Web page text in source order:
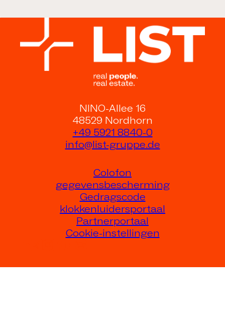
NINO-Allee 16
48529 Nordhorn
+49 5921 8840-0
info@list-gruppe.de
Colofon
gegevensbescherming
Gedragscode
klokkenluidersportaal
Partnerportaal
Cookie-instellingen